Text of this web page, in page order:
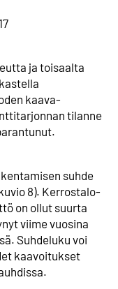
ja toisaalta
kaava­
tilanne
suhde
8). Kerrostalo­
on ollut suurta
viime vuosina
Suhdeluku voi
kaavoitukset